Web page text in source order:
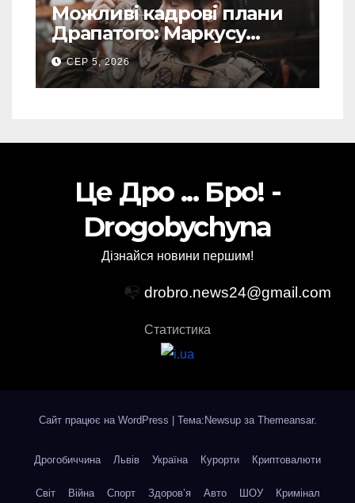
Можливі кадрові плани
Драпатого: Маркусу
пророкують важливу
посаду у ЗСУ
СЕР 5, 2026
Це Дро ... Бро! -
Drogobychyna
Дізнайся новини першим!
📭 drobro.news24@gmail.com
Статистика
Сайт працює на WordPress | Тема:Newsup за Themeansar.
Дрогобиччина Львів Україна Курорти Криптовалюти
Світ Війна Спорт Здоров’я Авто ШОУ Кримінал